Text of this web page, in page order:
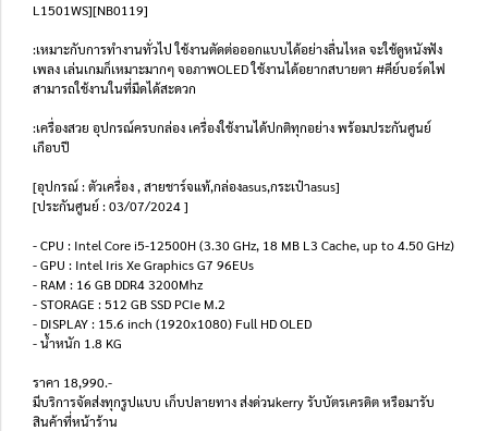
L1501WS][NB0119]
:เหมาะกับการทำงานทั่วไป ใช้งานตัดต่อออกแบบได้อย่างลื่นไหล จะใช้ดูหนังฟัง
เพลง เล่นเกมก็เหมาะมากๆ จอภาพOLED ใช้งานได้อยากสบายตา #คีย์บอร์ดไฟ
สามารถใช้งานในที่มืดได้สะดวก
:เครื่องสวย อุปกรณ์ครบกล่อง เครื่องใช้งานได้ปกติทุกอย่าง พร้อมประกันศูนย์
เกือบปี
[อุปกรณ์ : ตัวเครื่อง , สายชาร์จแท้,กล่องasus,กระเป๋าasus]
[ประกันศูนย์ : 03/07/2024 ]
- CPU : Intel Core i5-12500H (3.30 GHz, 18 MB L3 Cache, up to 4.50 GHz)
- GPU : Intel Iris Xe Graphics G7 96EUs
- RAM : 16 GB DDR4 3200Mhz
- STORAGE : 512 GB SSD PCIe M.2
- DISPLAY : 15.6 inch (1920x1080) Full HD OLED
- น้ำหนัก 1.8 KG
ราคา 18,990.-
มีบริการจัดส่งทุกรูปแบบ เก็บปลายทาง ส่งด่วนkerry รับบัตรเครดิต หรือมารับ
สินค้าที่หน้าร้าน